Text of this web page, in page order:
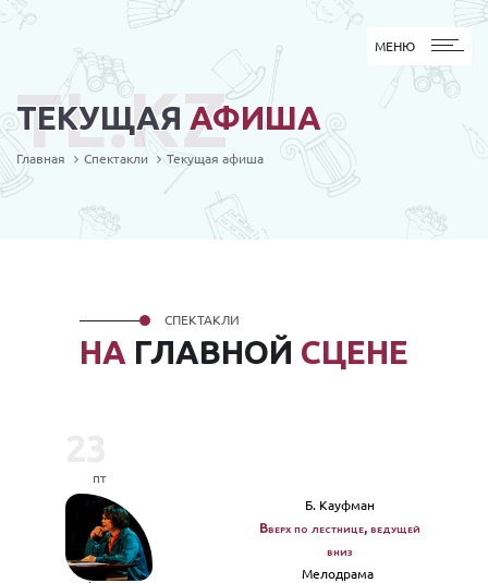
МЕНЮ
МЕНЮ
ТЕКУЩАЯ АФИША
TL.KZ
Главная Спектакли Текущая афиша
НА ГЛАВНОЙ СЦЕНЕ
СПЕКТАКЛИ
пт
Б. Кауфман
Вверх по лестнице, ведущей
вниз
Мелодрама